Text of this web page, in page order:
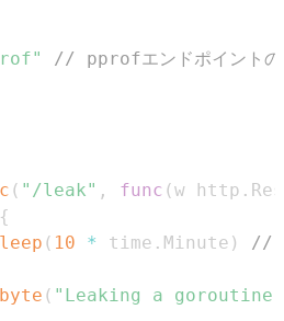
// pprofエンドポイントの
( "/leak" , func (w http .
{
( 10 * time . Minute )
//
byte ( "Leaking a